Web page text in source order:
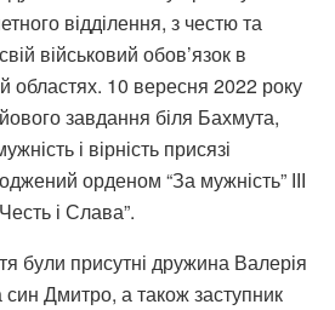
відділення, з честю та
військовий обов’язок в
областях. 10 вересня 2022 року
завдання біля Бахмута,
і вірність присязі
орденом “За мужність” ІІІ
і Слава”.
були присутні дружина Валерія
син Дмитро, а також заступник